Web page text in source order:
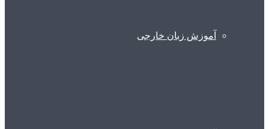
آموزش زبان خارجی